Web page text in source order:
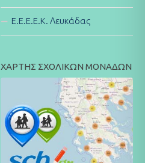
E.E.E.E.K. Λευκάδας
ΧΑΡΤΗΣ ΣΧΟΛΙΚΩΝ ΜΟΝΑΔΩΝ